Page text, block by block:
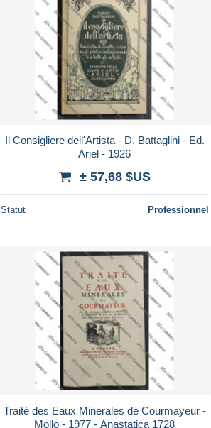
Il Consigliere dell'Artista - D. Battaglini - Ed.
Ariel - 1926
± 57,68 $US
Statut Professionnel
Traité des Eaux Minerales de Courmayeur -
Mollo - 1977 - Anastatica 1728